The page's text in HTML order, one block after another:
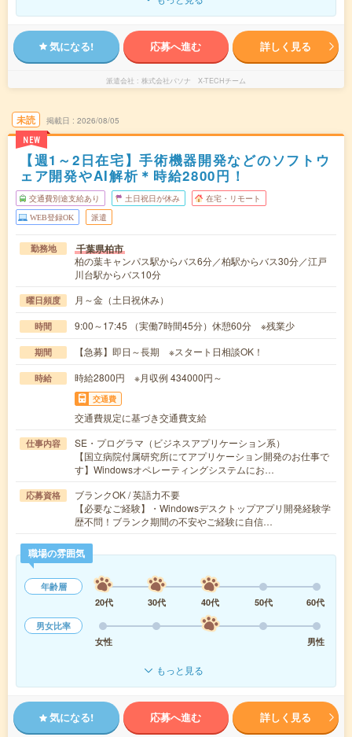
気になる! 応募へ進む 詳しく見る
派遣会社 株式会社パソナ X-TECHチーム
未読
NEW
掲載日 2026/08/05
【週1～2日在宅】手術機器開発などのソフトウ
ェア開発やAI解析＊時給2800円！
交通費別途支給あり 土日祝日が休み 在宅・リモート
WEB登録OK 派遣
勤務地 千葉県柏市
柏の葉キャンパス駅からバス6分／柏駅からバス30分／江戸
川台駅からバス10分
曜日頻度 月～金（土日祝休み）
時間 9:00～17:45 （実働7時間45分）休憩60分 ※残業少
期間 【急募】即日～長期 ※スタート日相談OK！
時給 時給2800円 ※月収例 434000円～
交通費
交通費規定に基づき交通費支給
仕事内容
SE・プログラマ（ビジネスアプリケーション系）
【国立病院付属研究所にてアプリケーション開発のお仕事で
す】Windowsオペレーティングシステムにお…
応募資格
ブランクOK / 英語力不要
【必要なご経験】・Windowsデスクトップアプリ開発経験学
歴不問！ブランク期間の不安やご経験に自信…
職場の雰囲気
年齢層
20代
30代 40代 50代
60代
男女比率
女性
男性
もっと見る
気になる! 応募へ進む 詳しく見る